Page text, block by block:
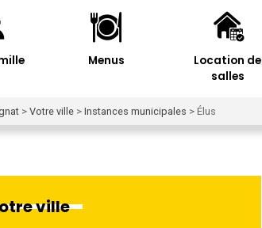
Menus
Location de
salles
> Votre ville > Instances municipales > Élus
ville